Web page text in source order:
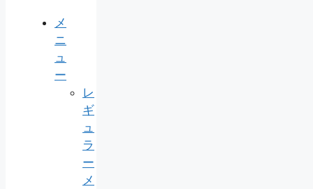
メ
ニ
ュ
ー
レ
ギ
ュ
ラ
ー
メ